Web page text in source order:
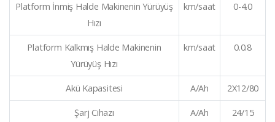
Platform İnmiş Halde Makinenin Yürüyüş
Hızı
km/saat 0-4.0
Platform Kalkmış Halde Makinenin
Yürüyüş Hızı
km/saat 0.0.8
Akü Kapasitesi A/Ah 2X12/80
Şarj Cihazı A/Ah 24/15